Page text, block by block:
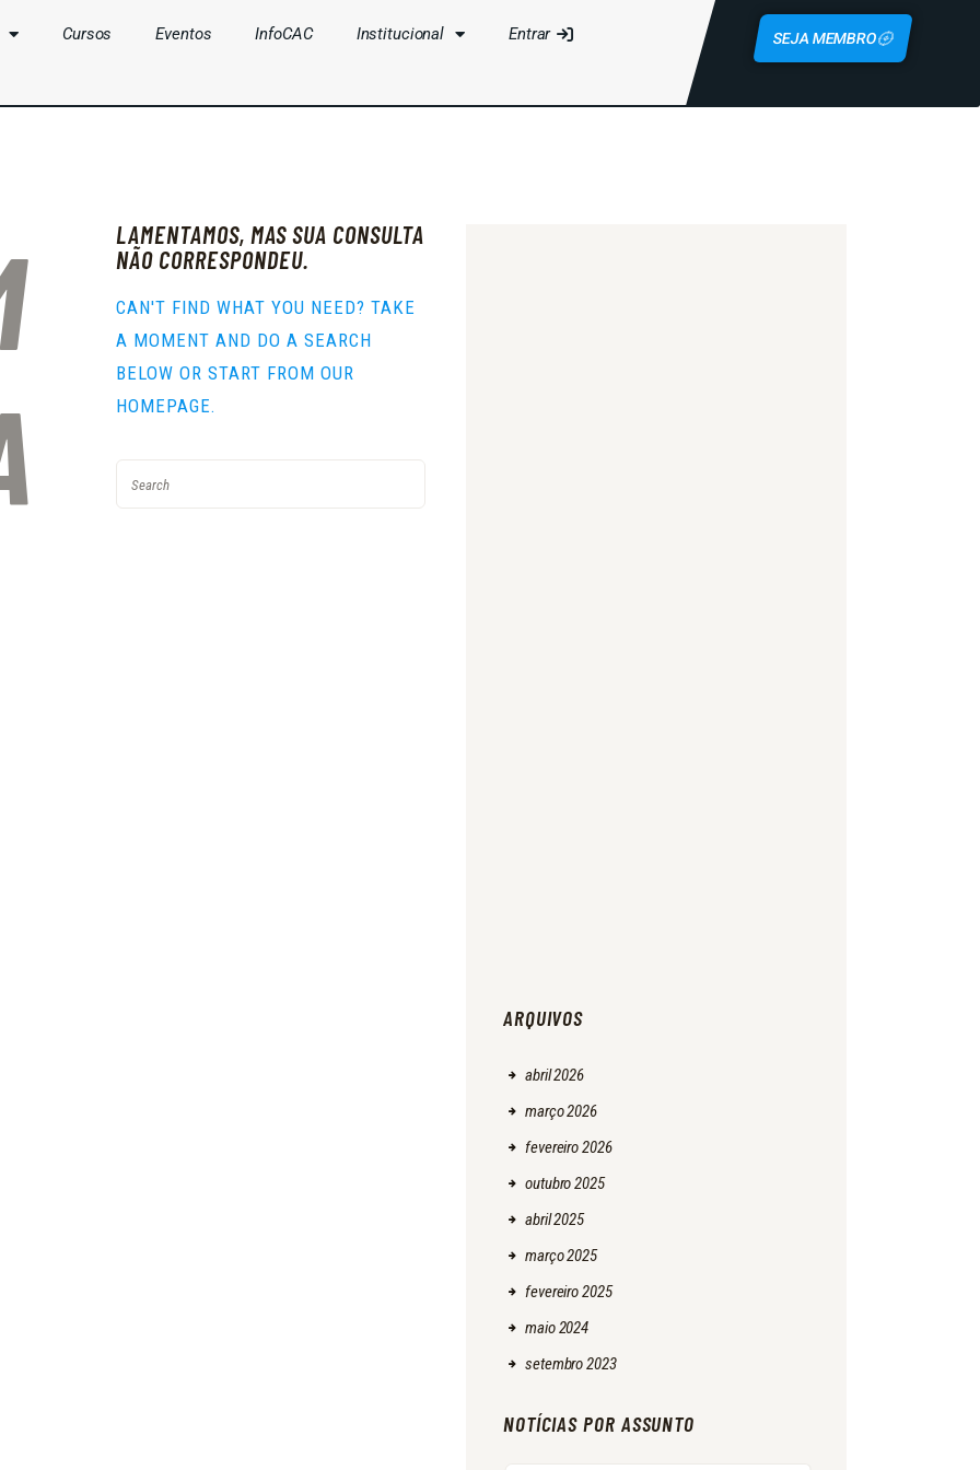
Cursos Eventos InfoCAC Institucional Entrar SEJA MEMBRO
INFOCAC
INSTITUCIONAL
ENTRAR
LAMENTAMOS, MAS SUA CONSULTA
NÃO CORRESPONDEU.
CAN'T FIND WHAT YOU NEED? TAKE
A MOMENT AND DO A SEARCH
BELOW OR START FROMOUR
HOMEPAGE.
ARQUIVOS
abril2026
março2026
fevereiro2026
outubro2025
abril2025
março2025
fevereiro2025
maio2024
setembro2023
NOTÍCIAS POR ASSUNTO